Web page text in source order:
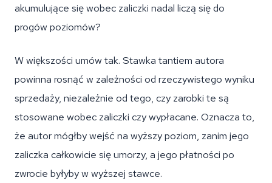
akumulujące się wobec zaliczki nadal liczą się do
progów poziomów?
W większości umów tak. Stawka tantiem autora
powinna rosnąć w zależności od rzeczywistego wyniku
sprzedaży, niezależnie od tego, czy zarobki te są
stosowane wobec zaliczki czy wypłacane. Oznacza to,
że autor mógłby wejść na wyższy poziom, zanim jego
zaliczka całkowicie się umorzy, a jego płatności po
zwrocie byłyby w wyższej stawce.